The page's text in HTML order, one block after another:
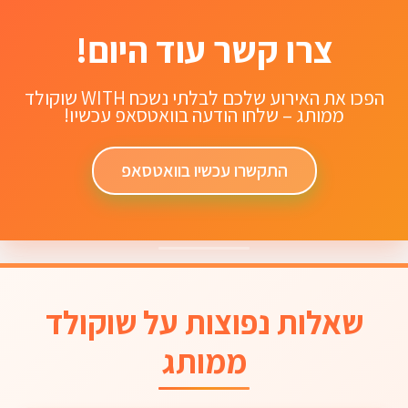
צרו קשר עוד היום!
הפכו את האירוע שלכם לבלתי נשכח WITH שוקולד
ממותג – שלחו הודעה בוואטסאפ עכשיו!
התקשרו עכשיו בוואטסאפ
שאלות נפוצות על שוקולד
ממותג